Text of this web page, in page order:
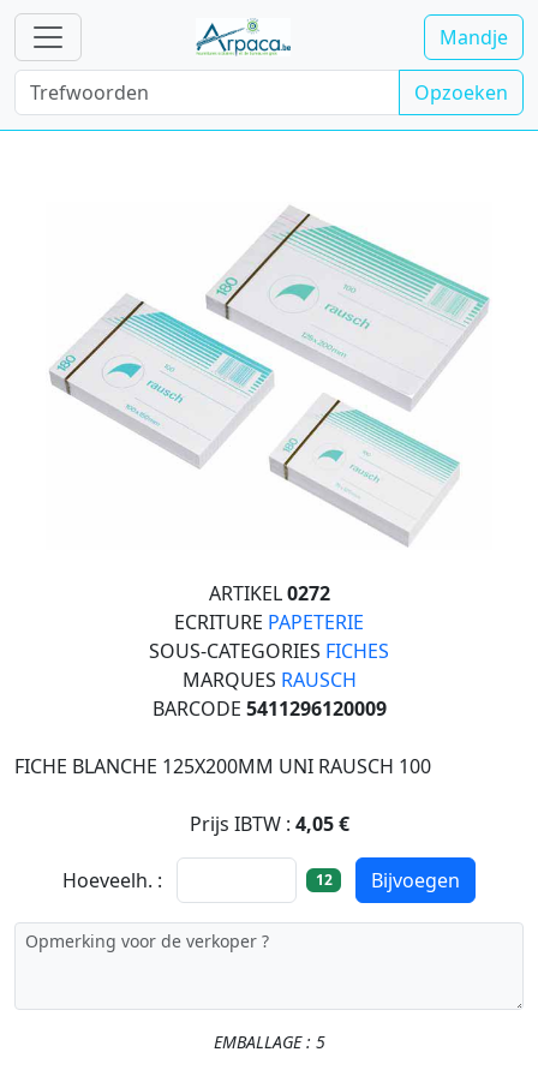
Mandje
Opzoeken
ARTIKEL0272
ECRITURE PAPETERIE
SOUS-CATEGORIES FICHES
MARQUES RAUSCH
BARCODE 5411296120009
FICHE BLANCHE 125X200MM UNI RAUSCH 100
Prijs IBTW : 4,05 €
Hoeveelh. : 12 Bijvoegen
EMBALLAGE : 5